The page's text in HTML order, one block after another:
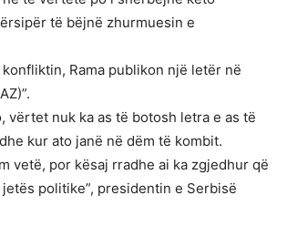
të bëjnë zhurmuesin e
Rama publikon një letër në
vërtet nuk ka as të botosh letra e as të
kur ato janë në dëm të kombit.
vetë, por kësaj rradhe ai ka zgjedhur që
politike”, presidentin e Serbisë